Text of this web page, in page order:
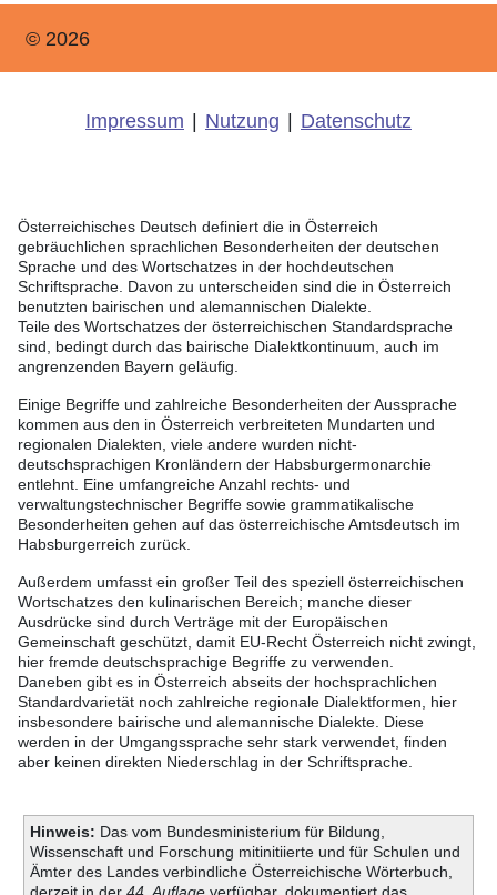
© 2026
Impressum Nutzung Datenschutz
Österreichisches Deutsch definiert die in Österreich
gebräuchlichen sprachlichen Besonderheiten der deutschen
Sprache und des Wortschatzes in der hochdeutschen
Schriftsprache. Davon zu unterscheiden sind die in Österreich
benutzten bairischen und alemannischen Dialekte.
Teile des Wortschatzes der österreichischen Standardsprache
sind, bedingt durch das bairische Dialektkontinuum, auch im
angrenzenden Bayern geläufig.
Einige Begriffe und zahlreiche Besonderheiten der Aussprache
kommen aus den in Österreich verbreiteten Mundarten und
regionalen Dialekten, viele andere wurden nicht-
deutschsprachigen Kronländern der Habsburgermonarchie
entlehnt. Eine umfangreiche Anzahl rechts- und
verwaltungstechnischer Begriffe sowie grammatikalische
Besonderheiten gehen auf das österreichische Amtsdeutsch im
Habsburgerreich zurück.
Außerdem umfasst ein großer Teil des speziell österreichischen
Wortschatzes den kulinarischen Bereich; manche dieser
Ausdrücke sind durch Verträge mit der Europäischen
Gemeinschaft geschützt, damit EU-Recht Österreich nicht zwingt,
hier fremde deutschsprachige Begriffe zu verwenden.
Daneben gibt es in Österreich abseits der hochsprachlichen
Standardvarietät noch zahlreiche regionale Dialektformen, hier
insbesondere bairische und alemannische Dialekte. Diese
werden in der Umgangssprache sehr stark verwendet, finden
aber keinen direkten Niederschlag in der Schriftsprache.
Hinweis: Das vom Bundesministerium für Bildung,
Wissenschaft und Forschung mitinitiierte und für Schulen und
Ämter des Landes verbindliche Österreichische Wörterbuch,
derzeit in der 44. Auflageverfügbar, dokumentiert das